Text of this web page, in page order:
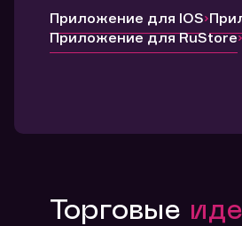
Приложение для IOS
Приложение для RuStore
Торговые